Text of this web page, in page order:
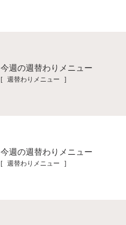
今週の週替わりメニュー
[ 週替わりメニュー ]
今週の週替わりメニュー
[ 週替わりメニュー ]